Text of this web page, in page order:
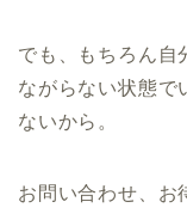
でも、もちろん自
ながらない状態で
ないから。
お問い合わせ、